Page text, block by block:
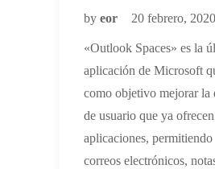
by eor 20 febrero, 2020
«Outlook Spaces» es la
aplicación de Microsoft
como objetivo mejorar la
de usuario que ya
aplicaciones,
correos electrónicos,